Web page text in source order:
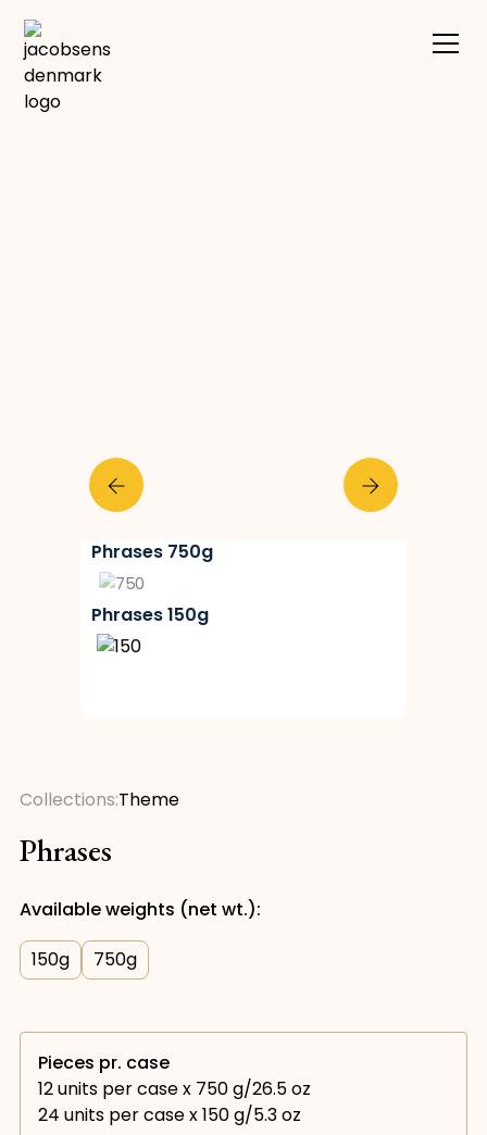
Phrases 750g
Phrases 150g
Collections:Theme
Phrases
Available weights (net wt.):
150g 750g
Pieces pr. case
12 units per case x 750 g/26.5 oz
24 units per case x 150 g/5.3 oz